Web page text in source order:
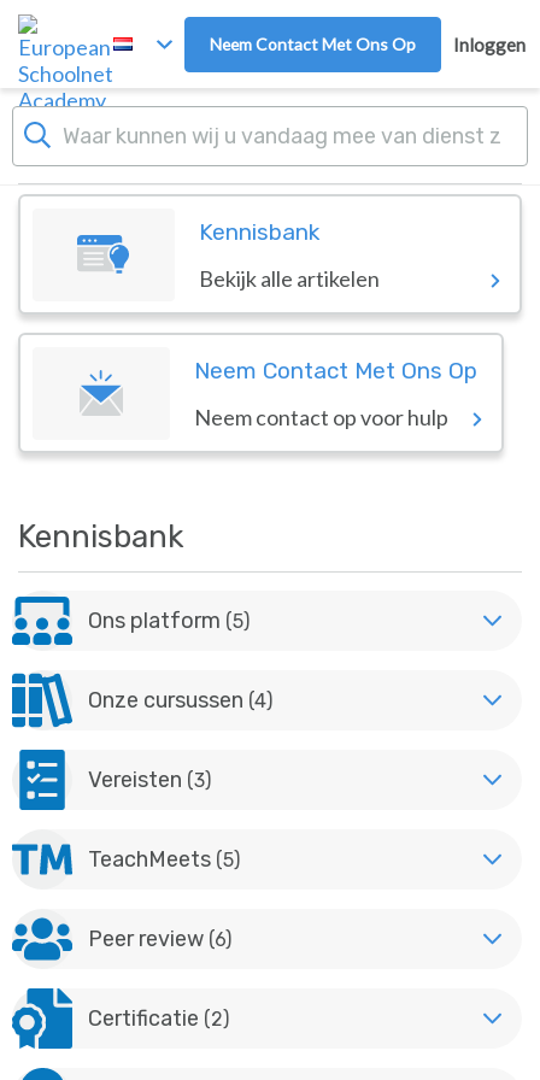
Overslaan naar hoofdinhoud
Neem Contact Met Ons Op Inloggen
European Schoolnet
Kennisbank
Bekijk alle artikelen
Neem Contact Met Ons Op
Neem contact op voor hulp
Kennisbank
Ons platform (5)
Onze cursussen (4)
Vereisten (3)
TeachMeets (5)
Peer review (6)
Certificatie (2)